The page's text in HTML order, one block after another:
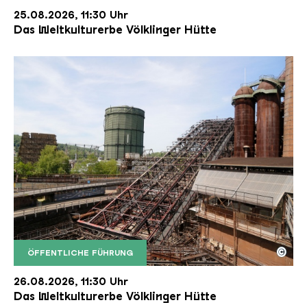
25.08.2026, 11:30 Uhr
Das Weltkulturerbe Völklinger Hütte
ÖFFENTLICHE FÜHRUNG
Der Erzschrägaufzug der Völklinger Hütte mit
Copyright: Weltkulturerbe Völklinger Hütte | Karl
©
26.08.2026, 11:30 Uhr
Das Weltkulturerbe Völklinger Hütte